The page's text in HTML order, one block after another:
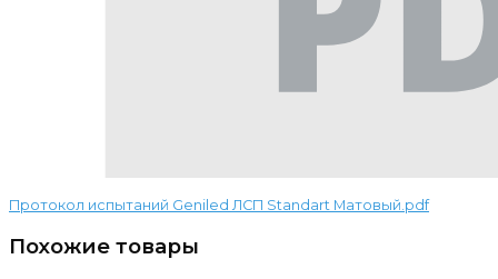
Протокол испытаний Geniled ЛСП Standart Матовый.pdf
Похожие товары